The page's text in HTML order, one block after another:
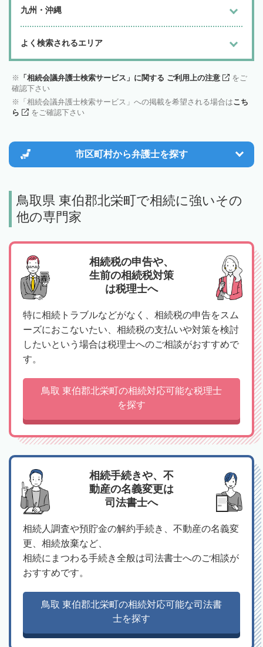
九州・沖縄
よく検索されるエリア
「相続会議弁護士検索サービス」に関する ご利用上の注意
をご
確認下さい
「相続会議弁護士検索サービス」への掲載を希望される場合はこち
ら
をご確認下さい
市区町村から弁護士を探す
鳥取県 東伯郡北栄町で相続に強いその
他の専門家
相続税の申告や、
生前の相続税対策
は税理士へ
特に相続トラブルなどがなく、相続税の申告をスム
ーズにおこないたい、相続税の支払いや対策を検討
したいという場合は税理士へのご相談がおすすめで
す。
鳥取 東伯郡北栄町の相続対応可能な税理士
を探す
相続手続きや、不
動産の名義変更は
司法書士へ
相続人調査や預貯金の解約手続き、不動産の名義変
更、相続放棄など、
相続にまつわる手続き全般は司法書士へのご相談が
おすすめです。
鳥取 東伯郡北栄町の相続対応可能な司法書
士を探す